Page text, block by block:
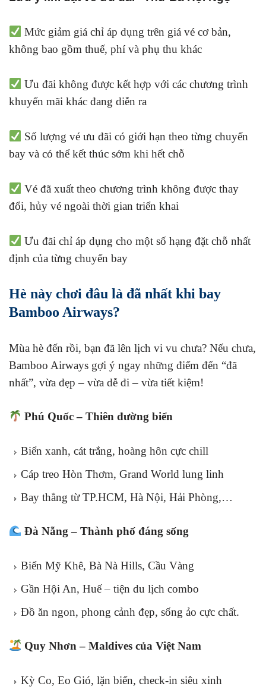
Mức giảm giá chỉ áp dụng trên giá vé cơ bản,
không bao gồm thuế, phí và phụ thu khác
Ưu đãi không được kết hợp với các chương trình
khuyến mãi khác đang diễn ra
Số lượng vé ưu đãi có giới hạn theo từng chuyến
bay và có thể kết thúc sớm khi hết chỗ
Vé đã xuất theo chương trình không được thay
đổi, hủy vé ngoài thời gian triển khai
Ưu đãi chỉ áp dụng cho một số hạng đặt chỗ nhất
định của từng chuyến bay
Hè này chơi đâu là đã nhất khi bay
Bamboo Airways?
Mùa hè đến rồi, bạn đã lên lịch vi vu chưa? Nếu chưa,
Bamboo Airways gợi ý ngay những điểm đến “đã
nhất”, vừa đẹp – vừa dễ đi – vừa tiết kiệm!
Phú Quốc – Thiên đường biển
Biển xanh, cát trắng, hoàng hôn cực chill
Cáp treo Hòn Thơm, Grand World lung linh
Bay thẳng từ TP.HCM, Hà Nội, Hải Phòng,…
Đà Nẵng – Thành phố đáng sống
Biển Mỹ Khê, Bà Nà Hills, Cầu Vàng
Gần Hội An, Huế – tiện du lịch combo
Đồ ăn ngon, phong cảnh đẹp, sống ảo cực chất.
Quy Nhơn – Maldives của Việt Nam
Kỳ Co, Eo Gió, lặn biển, check-in siêu xinh